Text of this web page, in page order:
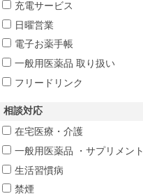
充電サービス
日曜営業
電子お薬手帳
一般用医薬品 取り扱い
フリードリンク
相談対応
在宅医療・介護
一般用医薬品 ・サプリメント
生活習慣病
禁煙